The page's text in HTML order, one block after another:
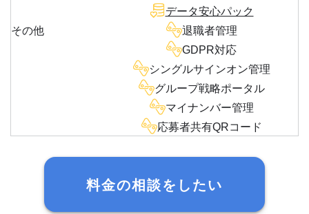
その他
データ安心パック
退職者管理
GDPR対応
シングルサインオン管理
グループ戦略ポータル
マイナンバー管理
応募者共有QRコード
料金の相談をしたい